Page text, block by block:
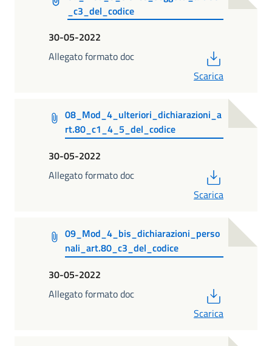
_c3_del_codice
30-05-2022
Allegato formato doc
Scarica
08_Mod_4_ulteriori_dichiarazioni_a
rt.80_c1_4_5_del_codice
30-05-2022
Allegato formato doc
Scarica
09_Mod_4_bis_dichiarazioni_perso
nali_art.80_c3_del_codice
30-05-2022
Allegato formato doc
Scarica